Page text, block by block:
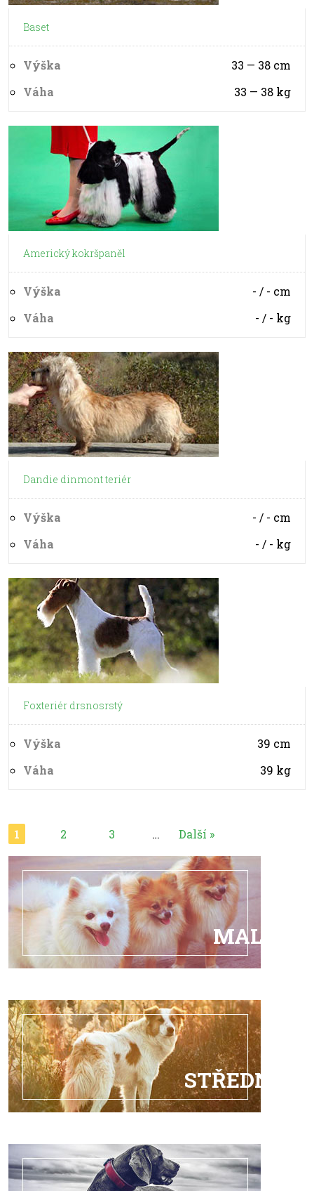
Baset
Výška 33 — 38 cm
Váha
33 — 38 kg
Americký kokršpaněl
Výška - / - cm
Váha
- / - kg
Dandie dinmont teriér
Výška - / - cm
Váha
- / - kg
Foxteriér drsnosrstý
Výška 39 cm
Váha
39 kg
1 2 3 … Další »
MALÁ
STŘEDNÍ